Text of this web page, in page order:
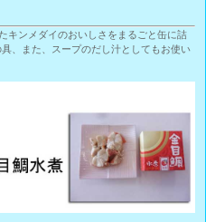
キンメダイのおいしさをまるごと缶に詰
、また、スープのだし汁としてもお使い